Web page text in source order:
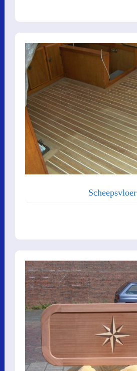
Scheepsvloer